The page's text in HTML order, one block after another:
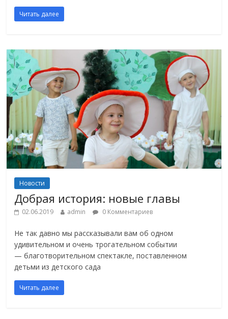
Читать далее
Новости
Добрая история: новые главы
02.06.2019 admin 0 Комментариев
Не так давно мы рассказывали вам об одном
удивительном и очень трогательном событии
— благотворительном спектакле, поставленном
детьми из детского сада
Читать далее